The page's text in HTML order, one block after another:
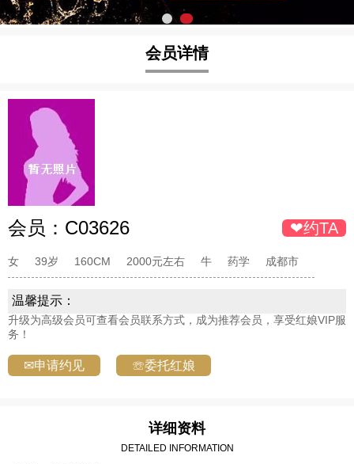
会员详情
会员： C03626 ❤约TA
女 39岁 160CM 2000元左右 牛 药学 成都市
温馨提示：
升级为高级会员可查看会员联系方式，成为推荐会员，享受红娘VIP服
务！
✉申请约见 ☏委托红娘
详细资料
DETAILED INFORMATION